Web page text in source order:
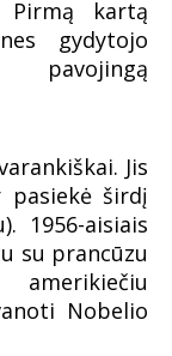
kartą
gydytojo
Jis
širdį
1956-aisiais
su prancūzu
Nobelio